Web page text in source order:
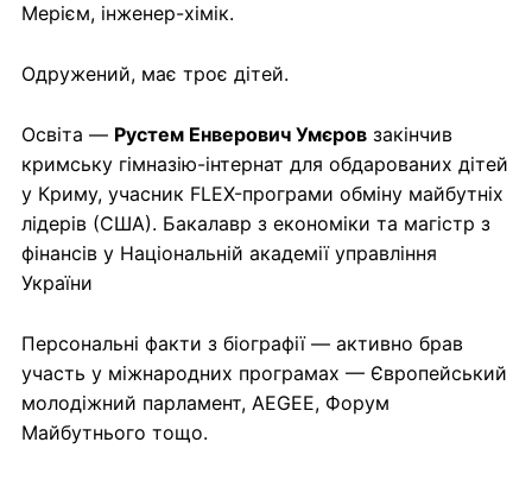
Мерієм, інженер-хімік.
Одружений, має троє дітей.
Освіта — Рустем Енверович Умєров закінчив
кримську гімназію-інтернат для обдарованих дітей
у Криму, учасник FLEX-програми обміну майбутніх
лідерів (США). Бакалавр з економіки та магістр з
фінансів у Національній академії управління
України
Персональні факти з біографії — активно брав
участь у міжнародних програмах — Європейський
молодіжний парламент, AEGEE, Форум
Майбутнього тощо.